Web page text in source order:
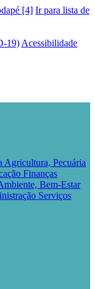
[4] Ir para lista de
19) Acessibilidade
Agricultura, Pecuária
Finanças
Bem-Estar
Serviços